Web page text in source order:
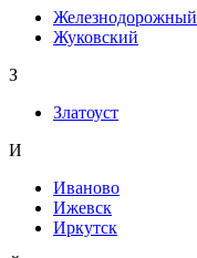
Железнодорожный
Жуковский
З
Златоуст
И
Иваново
Ижевск
Иркутск